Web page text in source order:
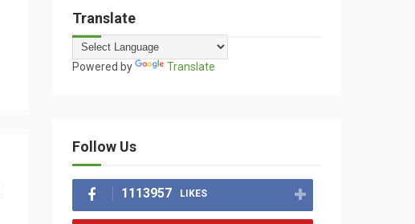
Translate
Powered by Translate
Follow Us
1113957 LIKES